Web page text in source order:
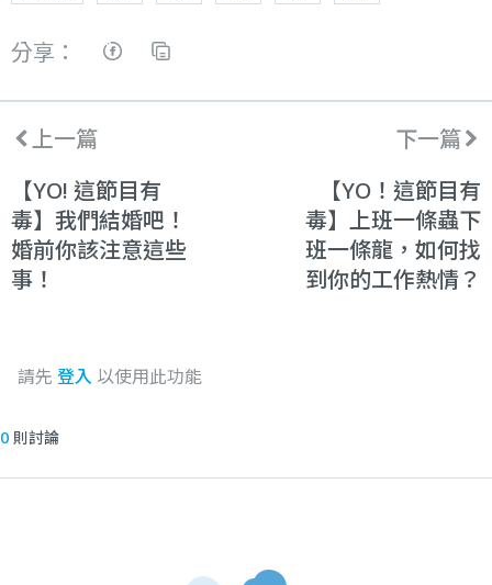
分享：
上一篇
【YO! 這節目有
毒】我們結婚吧！
婚前你該注意這些
事！
下一篇
【YO！這節目有
毒】上班一條蟲下
班一條龍，如何找
到你的工作熱情？
請先 登入 以使用此功能
0 則討論